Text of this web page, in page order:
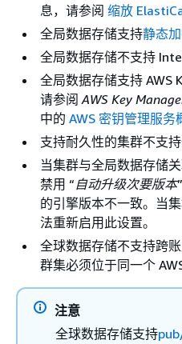
息，请参阅 缩放
全局数据存储支持静态
全局数据存储不支持
全局数据存储支持 AWS
请参阅AWS Key
中的 AWS 密钥管理服务
支持耐久性的集群不支持
当集群与全局数据存储
禁用 “自动升级次要版本
的引擎版本不一致。当
法重新启用此设置。
全球数据存储不支持跨
群集必须位于同一个
注意
全球数据存储支持